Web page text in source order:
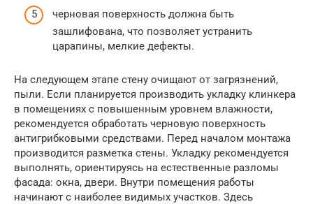
черновая поверхность должна быть
зашлифована, что позволяет устранить
царапины, мелкие дефекты.
На следующем этапе стену очищают от загрязнений,
пыли. Если планируется производить укладку клинкера
в помещениях с повышенным уровнем влажности,
рекомендуется обработать черновую поверхность
антигрибковыми средствами. Перед началом монтажа
производится разметка стены. Укладку рекомендуется
выполнять, ориентируясь на естественные разломы
фасада: окна, двери. Внутри помещения работы
начинают с наиболее видимых участков. Здесь